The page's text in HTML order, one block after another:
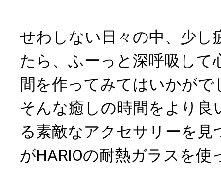
せわしない日々の中、少し
たら、ふーっと深呼吸して
間を作ってみてはいかがで
そんな癒しの時間をより良
る素敵なアクセサリーを見
がHARIOの耐熱ガラスを使